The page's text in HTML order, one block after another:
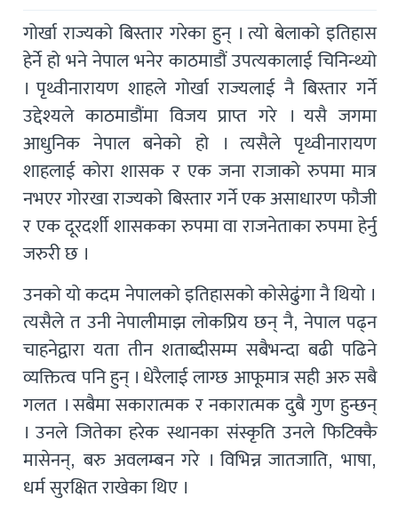
गोर्खा राज्यको बिस्तार गरेका हुन् । त्यो बेलाको इतिहास
हेर्ने हो भने नेपाल भनेर काठमाडौं उपत्यकालाई चिनिन्थ्यो
। पृथ्वीनारायण शाहले गोर्खा राज्यलाई नै बिस्तार गर्ने
उद्देश्यले काठमाडौंमा विजय प्राप्त गरे । यसै जगमा
आधुनिक नेपाल बनेको हो । त्यसैले पृथ्वीनारायण
शाहलाई कोरा शासक र एक जना राजाको रुपमा मात्र
नभएर गोरखा राज्यको बिस्तार गर्ने एक असाधारण फौजी
र एक दूरदर्शी शासकका रुपमा वा राजनेताका रुपमा हेर्नु
जरुरी छ ।
उनको यो कदम नेपालको इतिहासको कोसेढुंगा नै थियो ।
त्यसैले त उनी नेपालीमाझ लोकप्रिय छन् नै, नेपाल पढ्न
चाहनेद्वारा यता तीन शताब्दीसम्म सबैभन्दा बढी पढिने
व्यक्तित्व पनि हुन् । धेरैलाई लाग्छ आफूमात्र सही अरु सबै
गलत । सबैमा सकारात्मक र नकारात्मक दुबै गुण हुन्छन्
। उनले जितेका हरेक स्थानका संस्कृति उनले फिटिक्कै
मासेनन्, बरु अवलम्बन गरे । विभिन्न जातजाति, भाषा,
धर्म सुरक्षित राखेका थिए ।